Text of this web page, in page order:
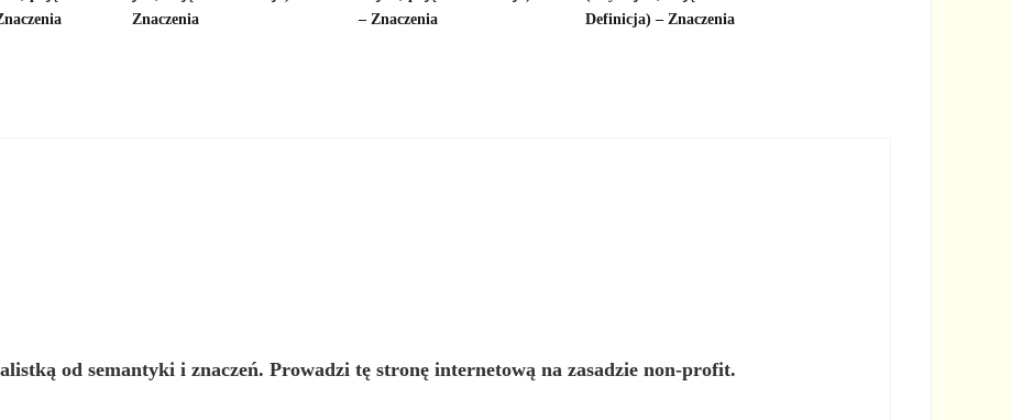
Znaczenia
– Znaczenia
Definicja) – Znaczenia
od semantyki i znaczeń. Prowadzi tę stronę internetową na zasadzie non-profit.